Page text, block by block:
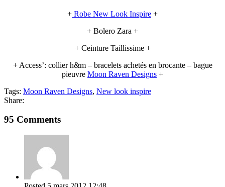
+ Robe New Look Inspire +
+ Bolero Zara +
+ Ceinture Taillissime +
+ Access’: collier h&m – bracelets achetés en brocante – bague
pieuvre Moon Raven Designs +
Tags: Moon Raven Designs, New look inspire
Share:
95 Comments